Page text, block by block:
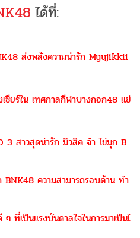
ได้ที่:
ส่งพลังความน่ารัก Myujikkii
ยร์ใน เทศกาลกีฬาบางกอก48 แข่
3 สาวสุดน่ารัก มิวสิค จ๋า ไข่มุก B
BNK48 ความสามารถรอบด้าน ทำ
ที่เป็นแรงบันดาลใจในการมาเป็นไ